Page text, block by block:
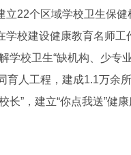
立22个区域学校卫生保
学校建设健康教育名师
学校卫生“缺机构、少专
育人工程，建成1.1万余
长”，建立“你点我送”健